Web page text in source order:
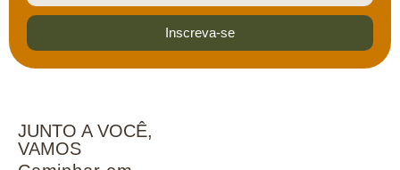
Inscreva-se
JUNTO A VOCÊ,
VAMOS